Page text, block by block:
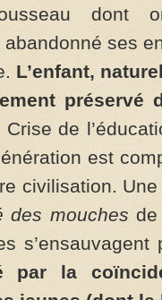
dont
ses
L’enfant,
préservé
de
est
civilisation.
des mouches
s’ensauvagent
par la